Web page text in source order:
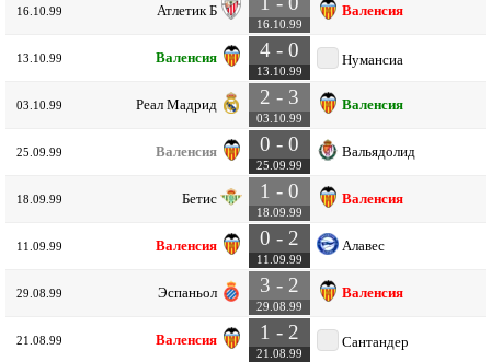
16.10.99 Атлетик Б
16.10.99
Валенсия
13.10.99 Валенсия 4 - 0
13.10.99
Нумансиа
03.10.99 Реал Мадрид 2 - 3
03.10.99
Валенсия
25.09.99 Валенсия 0 - 0
25.09.99
Вальядолид
18.09.99 Бетис 1 - 0
18.09.99
Валенсия
11.09.99 Валенсия 0 - 2
11.09.99
Алавес
29.08.99 Эспаньол 3 - 2
29.08.99
Валенсия
21.08.99 Валенсия 1 - 2
21.08.99
Сантандер